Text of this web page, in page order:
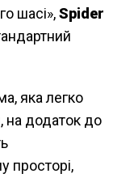
шасі»,Spider
яка легко
на додаток до
просторі,